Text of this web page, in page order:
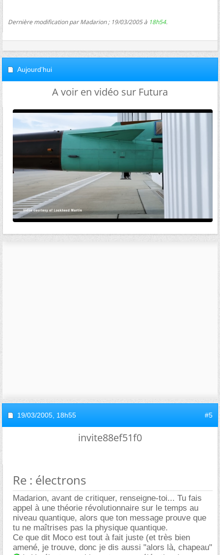
Dernière modification par Madarion ; 19/03/2005 à 18h54.
Aujourd'hui
A voir en vidéo sur Futura
19/03/2005, 18h55 #5
invite88ef51f0
Re : électrons
Madarion, avant de critiquer, renseigne-toi... Tu fais
appel à une théorie révolutionnaire sur le temps au
niveau quantique, alors que ton message prouve que
tu ne maîtrises pas la physique quantique.
Ce que dit Moco est tout à fait juste (et très bien
amené, je trouve, donc je dis aussi "alors là, chapeau"